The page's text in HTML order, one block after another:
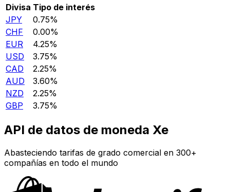
Divisa Tipo de interés
JPY
0.75%
CHF
0.00%
EUR
4.25%
USD
3.75%
CAD
2.25%
AUD
3.60%
NZD
2.25%
GBP
3.75%
API de datos de moneda Xe
Abasteciendo tarifas de grado comercial en 300+
compañías en todo el mundo